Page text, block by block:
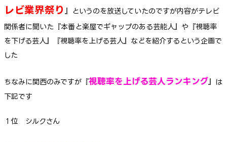
レビ業界祭り
』というのを放送していたのですが内容がテレビ
関係者に聞いた『本番と楽屋でギャップのある芸能人』や『視聴率
を下げる芸人』『視聴率を上げる芸人』などを紹介するという企画で
した
ちなみに関西のみですが『視聴率を上げる芸人ランキング 』は
下記です
１位 シルクさん